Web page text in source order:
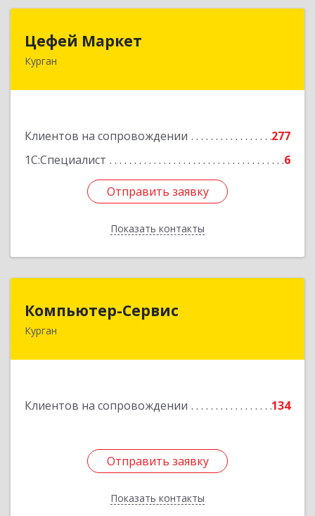
Цефей Маркет
Курган
Клиентов на сопровождении
277
1С:Специалист
6
Отправить заявку
Показать контакты
640002, Курганская обл, Курган г, М.Горького
Отправить заявку
Назад
Компьютер-Сервис
Курган
Клиентов на сопровождении 134
Отправить заявку
Показать контакты
Отправить заявку
Назад